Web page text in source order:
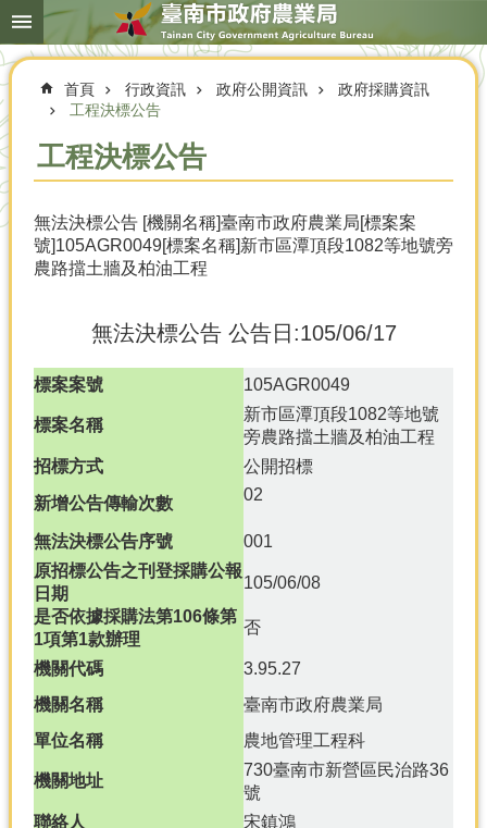
跳到主要內容區塊
搜
尋
進
局
簡
介
況
優
農
熱
資
民
務
行
資
首頁 行政資訊 政府公開資訊
政府採購資訊
工程決標公告
工程決標公告
無法決標公告 [機關名稱]臺南市政府農業局[標案案
號]105AGR0049[標案名稱]新市區潭頂段1082等地號旁
農路擋土牆及柏油工程
無法決標公告 公告日:105/06/17
標案案號 105AGR0049
標案名稱
新市區潭頂段1082等地號
旁農路擋土牆及柏油工程
招標方式
公開招標
新增公告傳輸次數
02
無法決標公告序號
001
原招標公告之刊登採購公報
日期
105/06/08
是否依據採購法第106條第
1項第1款辦理
否
機關代碼
3.95.27
機關名稱
臺南市政府農業局
單位名稱
農地管理工程科
機關地址
730臺南市新營區民治路36
號
聯絡人
宋鎮鴻